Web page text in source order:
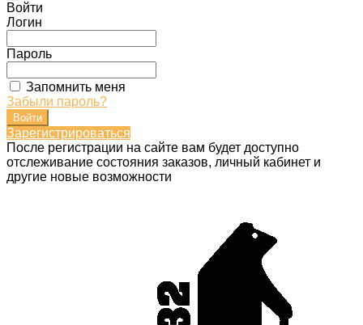
Войти
Логин
Пароль
Запомнить меня
Забыли пароль?
Зарегистрироваться
После регистрации на сайте вам будет доступно
отслеживание состояния заказов, личный кабинет и
другие новые возможности